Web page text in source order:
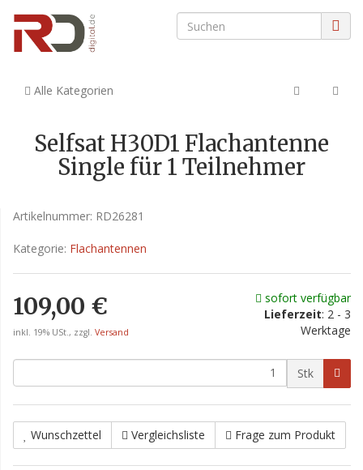
Alle Kategorien
Selfsat H30D1 Flachantenne
Single für 1 Teilnehmer
Artikelnummer: RD26281
Kategorie: Flachantennen
109,00 €
inkl. 19% USt., zzgl. Versand
sofort verfügbar
Lieferzeit: 2 - 3
Werktage
Stk
Wunschzettel Vergleichsliste Frage zum Produkt